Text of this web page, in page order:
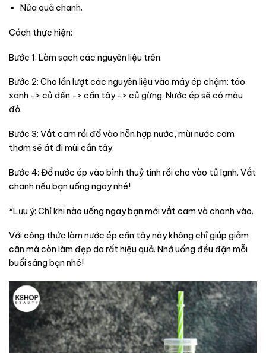
Nửa quả chanh.
Cách thực hiện:
Bước 1: Làm sạch các nguyên liệu trên.
Bước 2: Cho lần lượt các nguyên liệu vào máy ép chậm: táo
xanh -> củ dền -> cần tây -> củ gừng. Nước ép sẽ có màu
đỏ.
Bước 3: Vắt cam rồi đổ vào hỗn hợp nước, mùi nước cam
thơm sẽ át đi mùi cần tây.
Bước 4: Đổ nước ép vào bình thuỷ tinh rồi cho vào tủ lạnh. Vắt
chanh nếu bạn uống ngay nhé!
*Lưu ý: Chỉ khi nào uống ngay bạn mới vắt cam và chanh vào.
Với công thức làm nước ép cần tây này không chỉ giúp giảm
cân mà còn làm đẹp da rất hiệu quả. Nhớ uống đều đặn mỗi
buổi sáng bạn nhé!